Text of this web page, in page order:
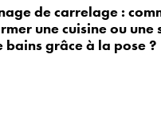
de carrelage :
une cuisine ou une
bains grâce à la pose ?